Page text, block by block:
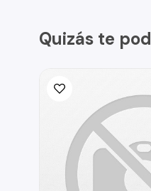
Quizás te